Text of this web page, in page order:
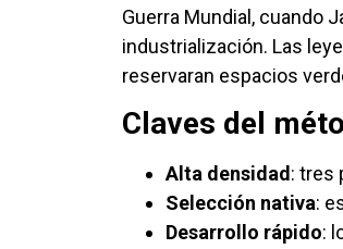
Guerra Mundial, cuando
industrialización. Las
reservaran espacios
Claves del
Alta densidad: tres
Selección nativa:
Desarrollo rápido: